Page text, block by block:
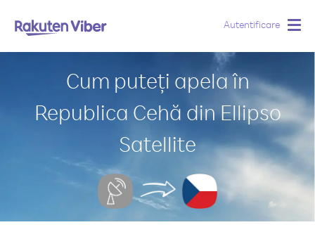
Autentificare
Cum puteți apela în
Republica Cehă din Ellipso
Satellite